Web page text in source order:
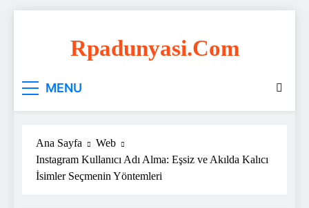
Rpadunyasi.com
Çözümleri!
MENU
Ana Sayfa
Web
Instagram Kullanıcı Adı Alma: Eşsiz ve Akılda Kalıcı
İsimler Seçmenin Yöntemleri